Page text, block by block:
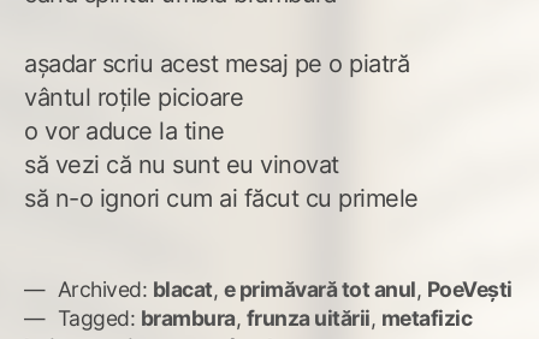
așadar scriu acest mesaj pe o piatră
vântul roțile picioare
o vor aduce la tine
să vezi că nu sunt eu vinovat
să n-o ignori cum ai făcut cu primele
Archived: blacat, e primăvară tot anul, PoeVești
Tagged: brambura, frunza uitării, metafizic